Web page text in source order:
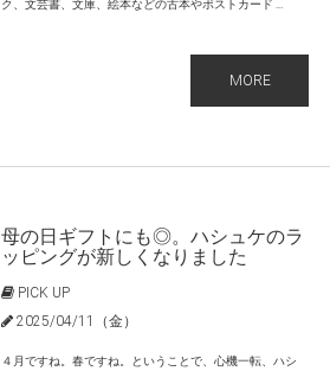
ク、文芸書、文庫、絵本などの古本やポストカード ...
MORE
母の日ギフトにも◎。ハシュケのラ
ッピングが新しくなりました
PICK UP
2025/04/11（金）
４月ですね。春ですね。ということで、心機一転、ハシ